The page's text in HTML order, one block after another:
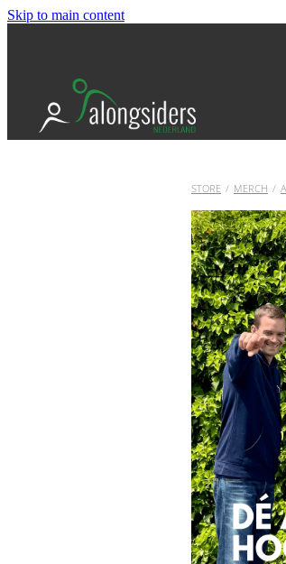
Skip to main content
STORE / MERCH /